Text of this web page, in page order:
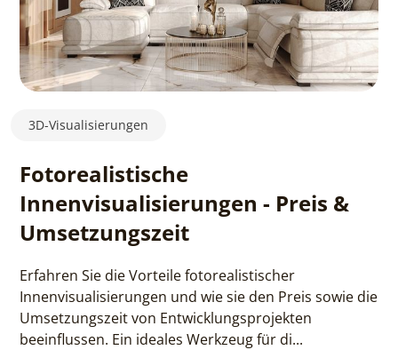
3D-Visualisierungen
Fotorealistische
Innenvisualisierungen - Preis &
Umsetzungszeit
Erfahren Sie die Vorteile fotorealistischer
Innenvisualisierungen und wie sie den Preis sowie die
Umsetzungszeit von Entwicklungsprojekten
beeinflussen. Ein ideales Werkzeug für di...